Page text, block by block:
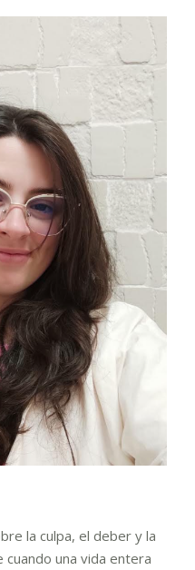
la culpa, el deber y la
una vida entera